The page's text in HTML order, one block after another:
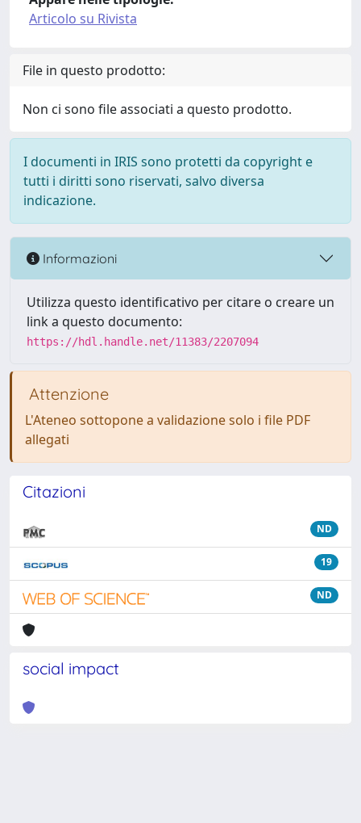
Articolo su Rivista
File in questo prodotto:
Non ci sono file associati a questo prodotto.
I documenti in IRIS sono protetti da copyright e
tutti i diritti sono riservati, salvo diversa
indicazione.
Informazioni
Utilizza questo identificativo per citare o creare un
link a questo documento:
https://hdl.handle.net/11383/2207094
Attenzione
L'Ateneo sottopone a validazione solo i file PDF
allegati
Citazioni
ND
19
ND
social impact